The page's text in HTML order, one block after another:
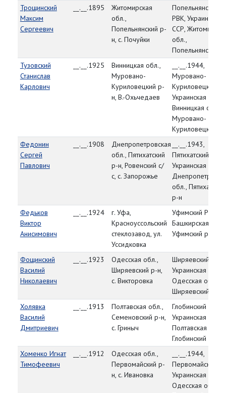
Трощинский
Максим
Сергеевич
__.__.1895
Житомирская
обл.,
Попельнянский р-
н, с. Почуйки
Попельнянский
РВК, Украинская
ССР,
обл.,
Попельнянский
Тузовский
Станислав
Карлович
__.__.1925
Винницкая обл.,
Муровано-
Куриловецкий р-
н, В.-Охьчедаев
__.__.1944,
Муровано-
Куриловецкий
Украинская ССР,
Винницкая обл.,
Муровано-
Куриловецкий
Федонин
Сергей
Павлович
__.__.1908
Днепропетровская
обл., Пятихатский
р-н, Ровенский с/
с, с. Запорожье
__.__.1943,
Пятихатский РВК,
Украинская ССР,
обл., Пятихатский
р-н
Федьков
Виктор
Анисимович
__.__.1924
г. Уфа,
Красноуссольский
стеклозавод, ул.
Уссидковка
Уфимский РВК,
Башкирская
Уфимский р-н
Фощинский
Василий
Николаевич
__.__.1923
Одесская обл.,
Ширяевский р-н,
с. Викторовка
Ширяевский РВК,
Украинская ССР,
Одесская обл.,
Ширяевский р-н
Холявка
Василий
Дмитриевич
__.__.1913
Полтавская обл.,
Семеновский р-н,
с. Гриныч
Глобинский РВК,
Украинская ССР,
Полтавская обл.,
Глобинский р-н
Хоменко Игнат
Тимофеевич
__.__.1912
Одесская обл.,
Первомайский р-
н, с. Ивановка
__.__.1944,
Первомайский
Украинская ССР,
Одесская обл.,